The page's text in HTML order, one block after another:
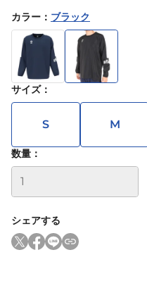
カラー ： ブラック
サイズ：
S M
数量：
シェアする